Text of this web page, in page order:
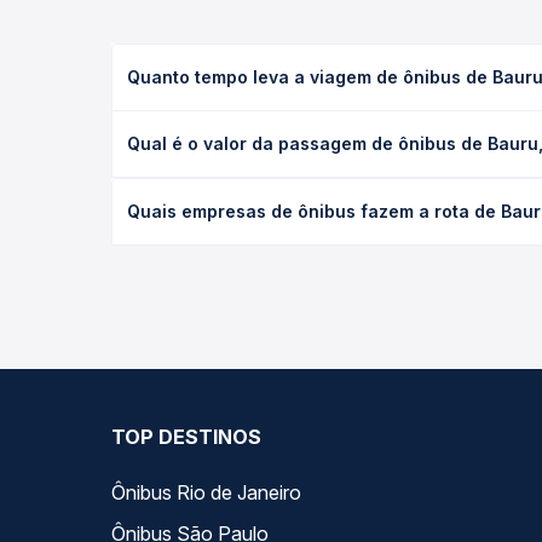
Quanto tempo leva a viagem de ônibus de
as condições de tráfego. Na Quero Passagem
Qual é o valor da passagem de ônibus de
a antecedência da compra. Na Quero Passagem
Quais empresas de ônibus fazem a rota de
TOP DESTINOS
Ônibus Rio de Janeiro
Ônibus São Paulo